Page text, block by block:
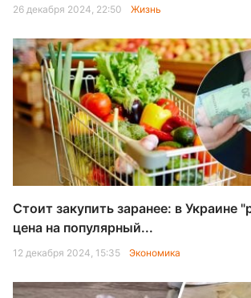
26 декабря 2024, 22:50 Жизнь
Стоит закупить заранее: в Украине
цена на популярный...
12 декабря 2024, 15:35 Экономика